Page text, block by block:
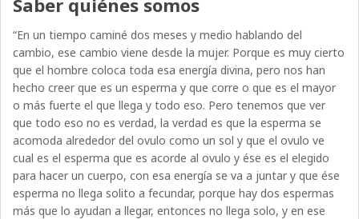
“En un tiempo caminé dos meses y medio hablando del
cambio, ese cambio viene desde la mujer. Porque es muy cierto
que el hombre coloca toda esa energía divina, pero nos han
hecho creer que es un esperma y que corre o que es el mayor
o más fuerte el que llega y todo eso. Pero tenemos que ver
que todo eso no es verdad, la verdad es que la esperma se
acomoda alrededor del ovulo como un sol y que el ovulo ve
cual es el esperma que es acorde al ovulo y ése es el elegido
para hacer un cuerpo, con esa energía se va a juntar y que ése
esperma no llega solito a fecundar, porque hay dos espermas
más que lo ayudan a llegar, entonces no llega solo, y en ese